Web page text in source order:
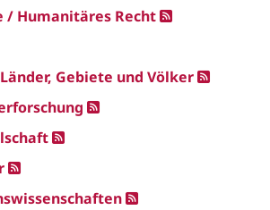
/ Humanitäres Recht
Gebiete und Völker